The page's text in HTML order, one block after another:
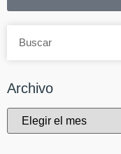
Archivo